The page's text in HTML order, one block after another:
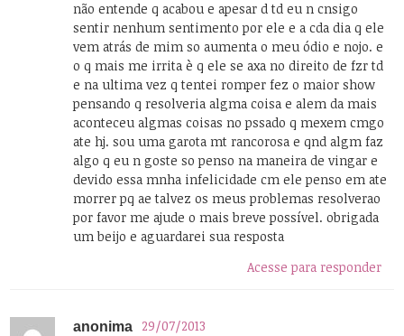
não entende q acabou e apesar d td eu n cnsigo
sentir nenhum sentimento por ele e a cda dia q ele
vem atrás de mim so aumenta o meu ódio e nojo. e
o q mais me irrita è q ele se axa no direito de fzr td
e na ultima vez q tentei romper fez o maior show
pensando q resolveria algma coisa e alem da mais
aconteceu algmas coisas no pssado q mexem cmgo
ate hj. sou uma garota mt rancorosa e qnd algm faz
algo q eu n goste so penso na maneira de vingar e
devido essa mnha infelicidade cm ele penso em ate
morrer pq ae talvez os meus problemas resolverao
por favor me ajude o mais breve possível. obrigada
um beijo e aguardarei sua resposta
Acesse para responder
anonima
29/07/2013